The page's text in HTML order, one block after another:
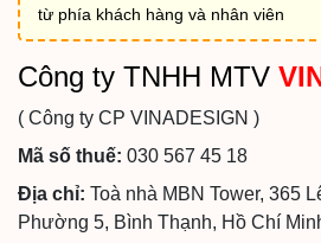
từ phía khách hàng và nhân viên
Công ty TNHH MTV
( Công ty CP VINADESIGN )
Mã số thuế: 030 567 45 18
Địa chỉ: Toà nhà MBN Tower, 365
Phường 5, Bình Thạnh, Hồ Chí